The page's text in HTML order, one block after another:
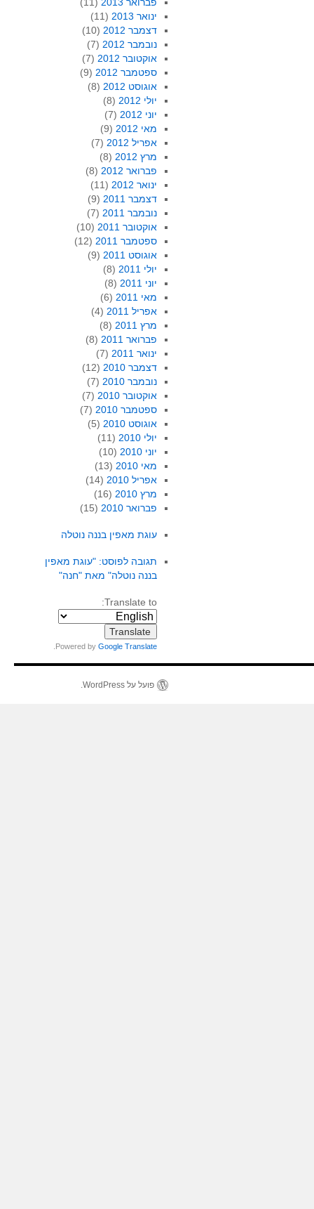
ינואר 2013
(11)
דצמבר 2012
(10)
נובמבר 2012
(7)
אוקטובר 2012
(7)
ספטמבר 2012
(9)
אוגוסט 2012
(8)
יולי 2012
(8)
יוני 2012
(7)
מאי 2012
(9)
אפריל 2012
(7)
מרץ 2012
(8)
פברואר 2012
(8)
ינואר 2012
(11)
דצמבר 2011
(9)
נובמבר 2011
(7)
אוקטובר 2011
(10)
ספטמבר 2011
(12)
אוגוסט 2011
(9)
יולי 2011
(8)
יוני 2011
(8)
מאי 2011
(6)
אפריל 2011
(4)
מרץ 2011
(8)
פברואר 2011
(8)
ינואר 2011
(7)
דצמבר 2010
(12)
נובמבר 2010
(7)
אוקטובר 2010
(7)
ספטמבר 2010
(7)
אוגוסט 2010
(5)
יולי 2010
(11)
יוני 2010
(10)
מאי 2010
(13)
אפריל 2010
(14)
מרץ 2010
(16)
פברואר 2010
(15)
עוגת מאפין בננה נוטלה
תגובה לפוסט: "עוגת מאפין
בננה נוטלה" מאת "חנה"
Translate to:
Powered byGoogle Translate
פועל על WordPress.